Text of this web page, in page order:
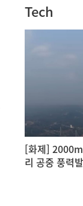
Tech
[화제]
리 공중 풍력